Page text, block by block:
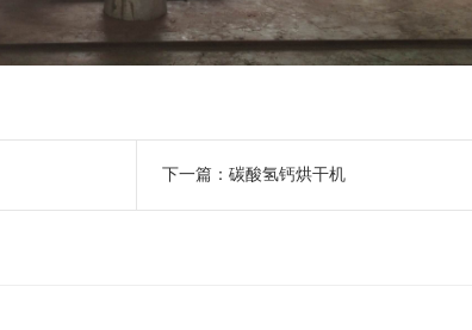
下一篇：碳酸氢钙烘干机